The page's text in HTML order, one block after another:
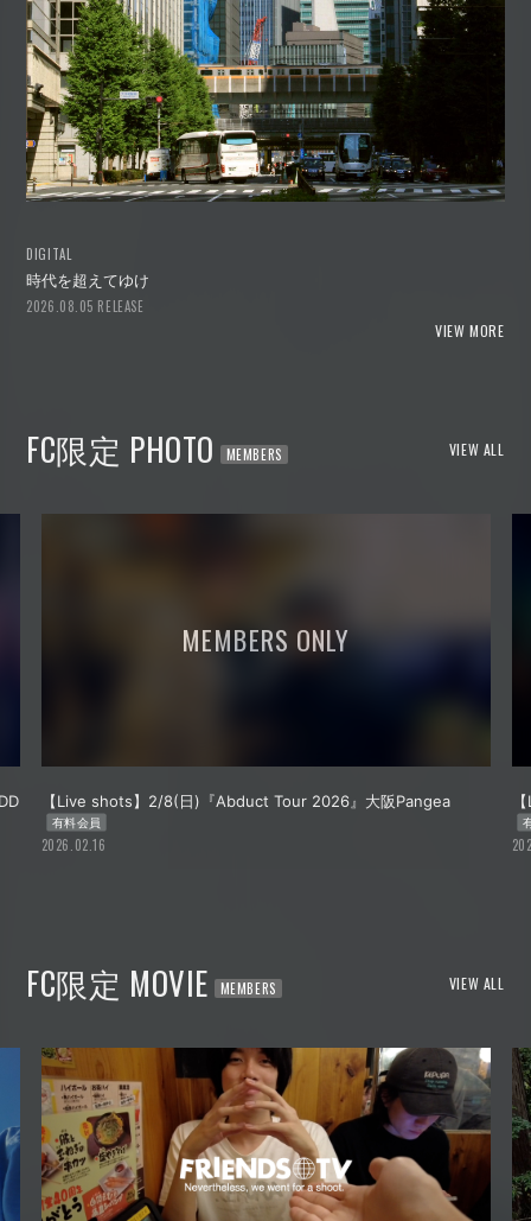
DIGITAL
時代を超えてゆけ
2026.08.05 RELEASE
VIEW MORE
FC限定 PHOTO VIEW ALL
【Live shots】2/7(土)『Abduct Tour 2026』名古屋Heartland
有料会員
2026.02.16
FC限定 MOVIE VIEW ALL